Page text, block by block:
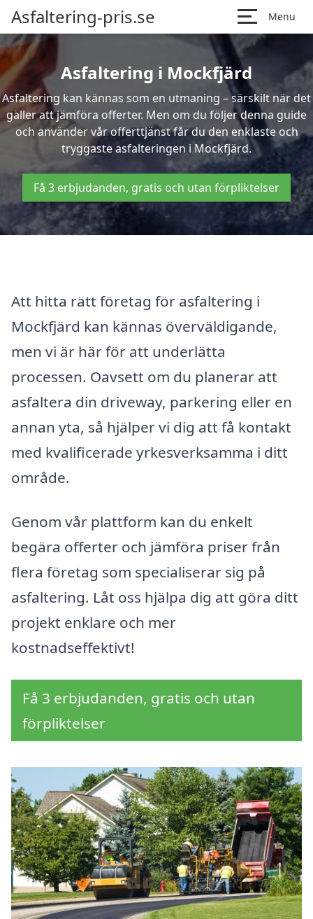
Asfaltering-pris.se Menu
Asfaltering i Mockfjärd
Asfaltering kan kännas som en utmaning – särskilt när det
gäller att jämföra offerter. Men om du följer denna guide
och använder vår offerttjänst får du den enklaste och
tryggaste asfalteringen i Mockfjärd.
Få 3 erbjudanden, gratis och utan förpliktelser
Att hitta rätt företag för asfaltering i
Mockfjärd kan kännas överväldigande,
men vi är här för att underlätta
processen. Oavsett om du planerar att
asfaltera din driveway, parkering eller en
annan yta, så hjälper vi dig att få kontakt
med kvalificerade yrkesverksamma i ditt
område.
Genom vår plattform kan du enkelt
begära offerter och jämföra priser från
flera företag som specialiserar sig på
asfaltering. Låt oss hjälpa dig att göra ditt
projekt enklare och mer
kostnadseffektivt!
Få 3 erbjudanden, gratis och utan
förpliktelser